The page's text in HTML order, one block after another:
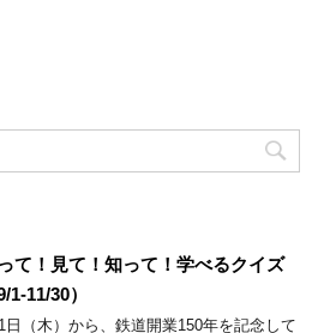
て！見て！知って！学べるクイズ
1-11/30）
日（木）から、鉄道開業150年を記念して